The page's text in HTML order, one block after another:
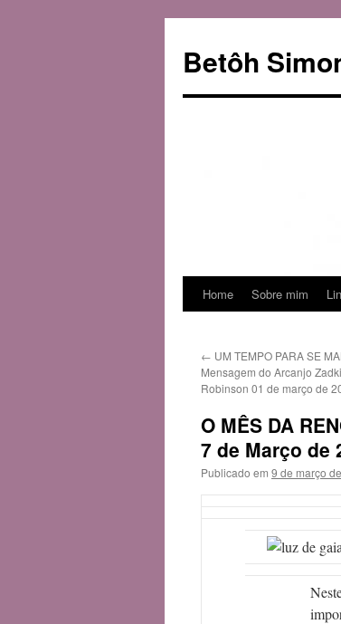
Betôh
Pular
conteúdo
Home Sobre mim
← UM TEMPO PARA SE
Mensagem do Arcanjo
Robinson 01 de março de
O MÊS DA
7 de Março de
Publicado em 9 de março